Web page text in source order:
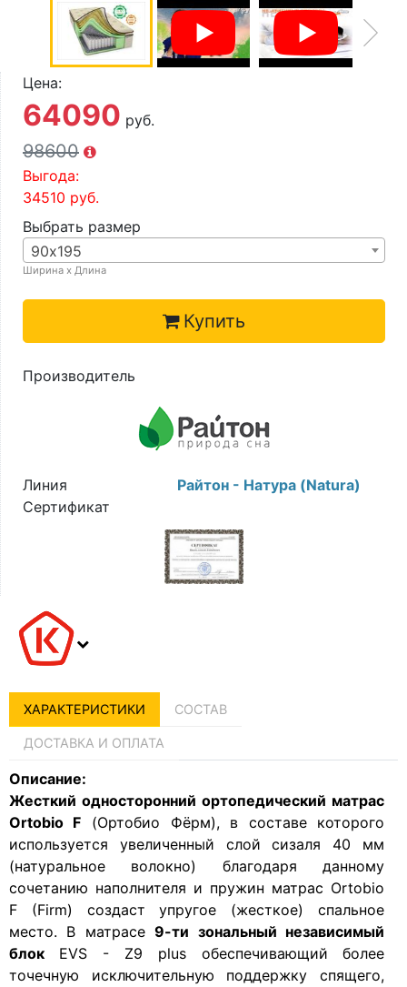
Цена:
64090 руб.
98600
Выгода:
34510 руб.
Выбрать размер
90х195
Ширина х Длина
Купить
Производитель
Линия
Райтон - Натура (Natura)
Сертификат
ХАРАКТЕРИСТИКИ СОСТАВ
ДОСТАВКА И ОПЛАТА
Описание:
Жесткий односторонний ортопедический матрас
Ortobio F (Ортобио Фёрм), в составе которого
используется увеличенный слой сизаля 40 мм
(натуральное волокно) благодаря данному
сочетанию наполнителя и пружин матрас Ortobio
F (Firm) создаст упругое (жесткое) спальное
место. В матрасе9-ти зональный независимый
блокEVS - Z9 plus обеспечивающий более
точечную исключительную поддержку спящего,